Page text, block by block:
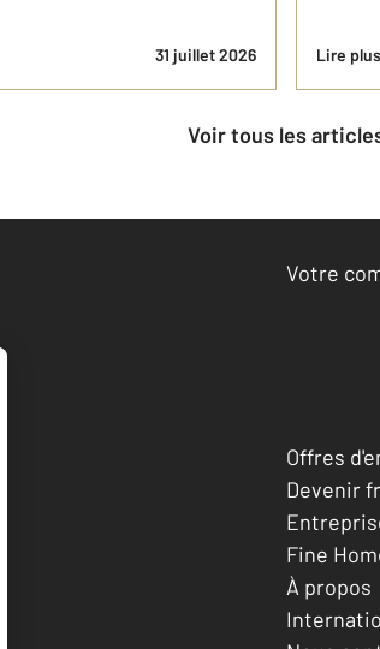
31 juillet 2026 Lire plus
Voir tous les
Votre
Offres
Devenir
Fine
À propos